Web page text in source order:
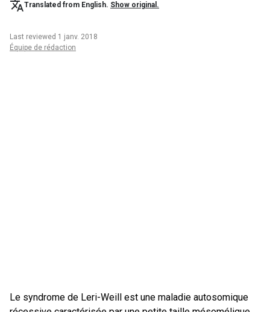
Translated from English. Show original.
Last reviewed 1 janv. 2018
Équipe de rédaction
Le syndrome de Leri-Weill est une maladie autosomique